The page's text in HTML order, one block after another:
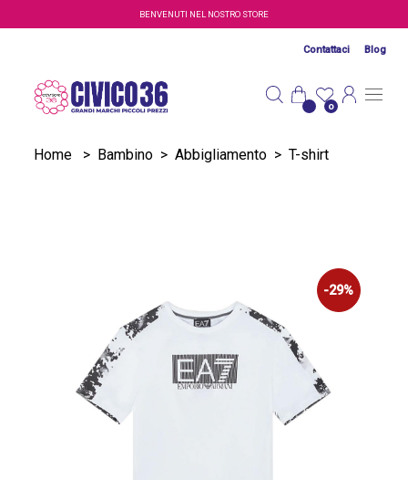
Salta al contenuto principaleBENVENUTI NEL NOSTRO STORE
Contattaci Blog
0
Home > Bambino > Abbigliamento > T-shirt
-29%